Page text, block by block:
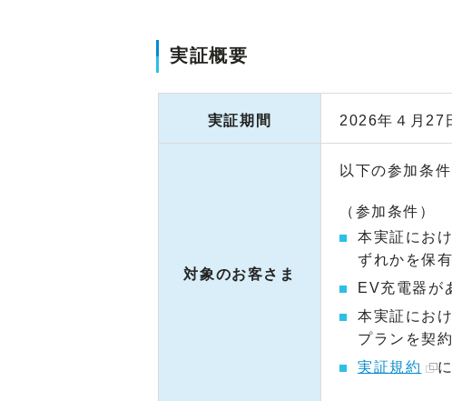
実証概要
実証期間 2026年４月27
対象のお客さま
以下の参加条
（参加条件）
本実証にお
ずれかを保
EV充電器が
本実証にお
プランを契
実証規約